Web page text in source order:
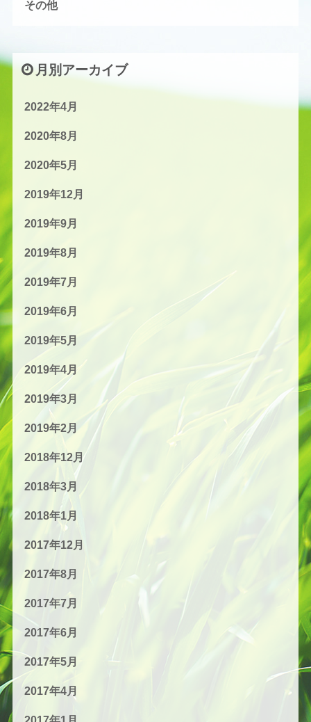
その他
月別アーカイブ
2022年4月
2020年8月
2020年5月
2019年12月
2019年9月
2019年8月
2019年7月
2019年6月
2019年5月
2019年4月
2019年3月
2019年2月
2018年12月
2018年3月
2018年1月
2017年12月
2017年8月
2017年7月
2017年6月
2017年5月
2017年4月